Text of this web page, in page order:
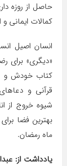
حاصل از روزه
کمالات ایمانی
انسان اصیل
«دیگری» برای
کتاب خودش و
قرآنی و
شیوه خروج
بهترین فضا
ماه رمضان.
یادداشت از: